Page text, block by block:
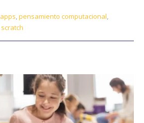
apps,pensamiento computacional,
scratch